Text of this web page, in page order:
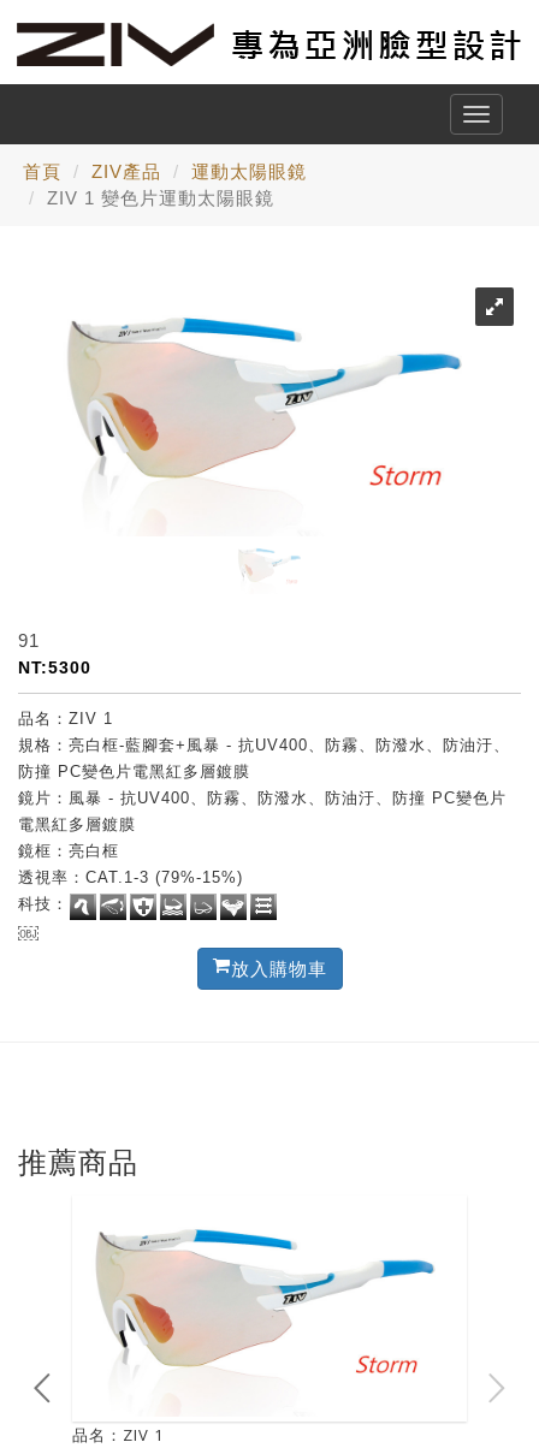
Toggle
首頁 ZIV產品
運動太陽眼鏡
ZIV 1 變色片運動太陽眼鏡
91
NT:5300
品名：ZIV 1
規格：亮白框-藍腳套+風暴 - 抗UV400、防霧、防潑水、防油汙、
防撞 PC變色片電黑紅多層鍍膜
鏡片：風暴 - 抗UV400、防霧、防潑水、防油汙、防撞 PC變色片
電黑紅多層鍍膜
鏡框：亮白框
透視率：CAT.1-3 (79%-15%)
科技：
￼
放入購物車
推薦商品
品名：ZIV 1